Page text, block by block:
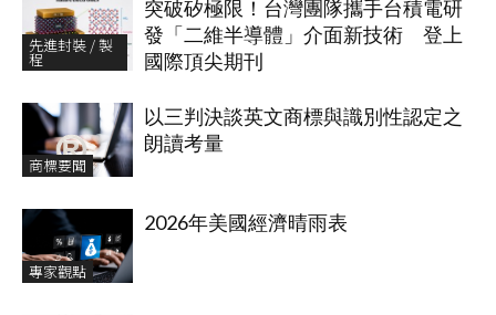
先進封裝 / 製
程
突破矽極限！台灣團隊攜手台積電研
發「二維半導體」介面新技術 登上
國際頂尖期刊
商標要聞
以三判決談英文商標與識別性認定之
朗讀考量
專家觀點
2026年美國經濟晴雨表